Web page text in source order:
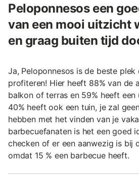
Peloponnesos een
van een mooi uitzicht
en graag buiten tijd
Ja, Peloponnesos is de beste plek
profiteren! Hier heeft 88% van de
balkon of terras en 59% heeft een
40% heeft ook een tuin, je zal
hebben met het vinden van je
barbecuefanaten is het een goed
checken of er een aanwezig is bij
omdat 15 % een barbecue heeft.